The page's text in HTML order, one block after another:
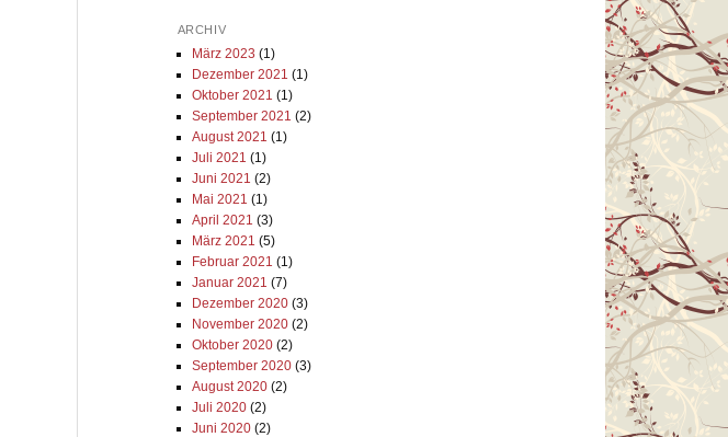
ARCHIV
März 2023 (1)
Dezember 2021 (1)
Oktober 2021 (1)
September 2021 (2)
August 2021 (1)
Juli 2021 (1)
Juni 2021 (2)
Mai 2021 (1)
April 2021 (3)
März 2021 (5)
Februar 2021 (1)
Januar 2021 (7)
Dezember 2020(3)
November 2020(2)
Oktober 2020(2)
September 2020(3)
August 2020(2)
Juli 2020(2)
Juni 2020(2)